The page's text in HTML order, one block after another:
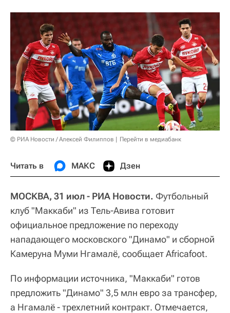
© РИА Новости / Алексей Филиппов Перейти в медиабанк
Читать в МАКС Дзен
МОСКВА, 31 июл - РИА Новости. Футбольный
клуб "Маккаби" из Тель-Авива готовит
официальное предложение по переходу
нападающего московского "Динамо" и сборной
Камеруна Муми Нгамалё, сообщает Africafoot.
По информации источника, "Маккаби" готов
предложить "Динамо" 3,5 млн евро за трансфер,
а Нгамалё - трехлетний контракт. Отмечается,